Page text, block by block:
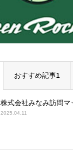
おすすめ記事1
株式会社みなみ訪問
2025.04.11